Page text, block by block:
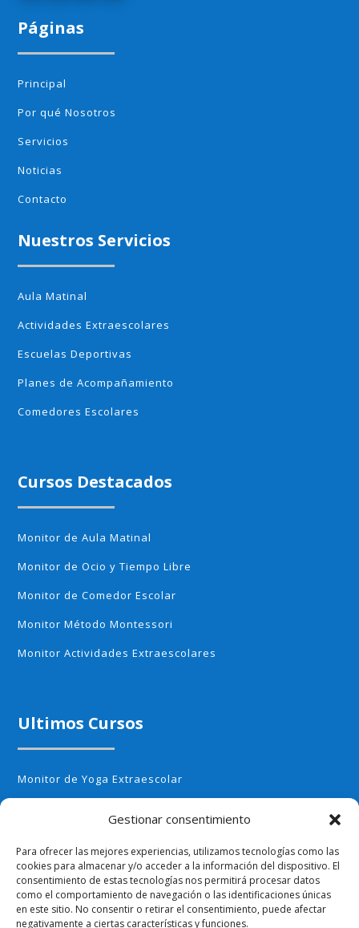
Gestionar consentimiento
Para ofrecer las mejores experiencias, utilizamos tecnologías como las
cookies para almacenar y/o acceder a la información del dispositivo. El
consentimiento de estas tecnologías nos permitirá procesar datos
como el comportamiento de navegación o las identificaciones únicas
en este sitio. No consentir o retirar el consentimiento, puede afectar
negativamente a ciertas características y funciones.
Páginas
Principal
Por qué Nosotros
Servicios
Noticias
Contacto
Nuestros Servicios
Aula Matinal
Actividades Extraescolares
Escuelas Deportivas
Planes de Acompañamiento
Comedores Escolares
Cursos Destacados
Monitor de Aula Matinal
Monitor de Ocio y Tiempo Libre
Monitor de Comedor Escolar
Monitor Método Montessori
Monitor Actividades Extraescolares
Ultimos Cursos
Monitor de Yoga Extraescolar
Monitor de Huerto Escolar
Monitor de Ajedrez